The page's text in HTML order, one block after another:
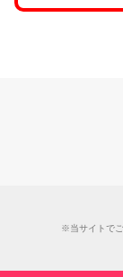
※当サイトで